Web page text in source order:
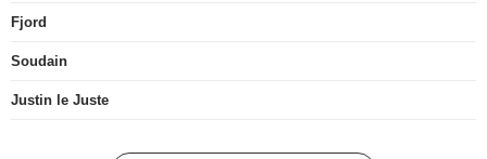
Fjord
Soudain
Justin le Juste